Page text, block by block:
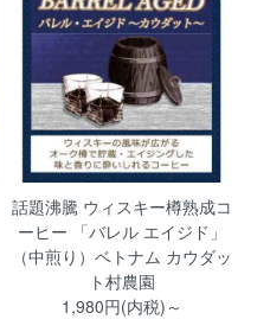
話題沸騰 ウィスキー樽熟成コ
ーヒー 「バレル エイジド」
（中煎り）ベトナム カウダッ
ト村農園
1,980円(内税)～